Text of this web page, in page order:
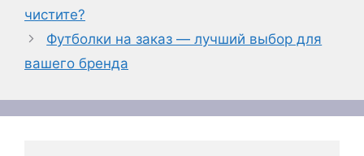
чистите?
Футболки на заказ — лучший выбор для
вашего бренда